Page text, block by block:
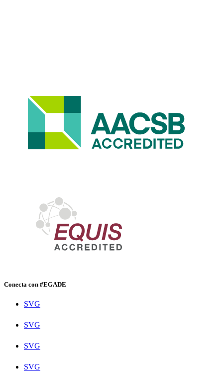
Conecta con #EGADE
SVG
SVG
SVG
SVG